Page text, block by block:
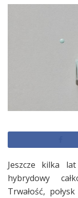
Jeszcze kilka
hybrydowy
Trwałość,